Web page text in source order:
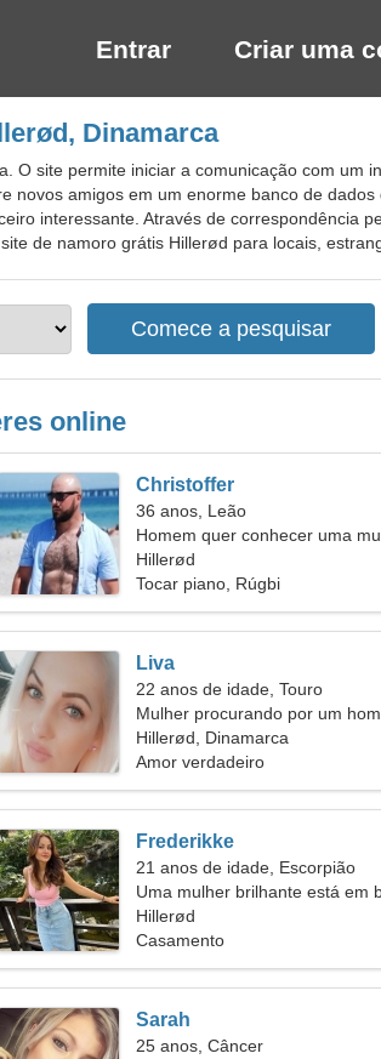
Entrar Criar uma
Dinamarca
O site permite iniciar a comunicação com um
novos amigos em um enorme banco de
interessante. Através de correspondência
de namoro grátis Hillerød para locais,
online
Christoffer
36 anos, Leão
Homem quer conhecer uma
Hillerød
Tocar piano, Rúgbi
Liva
22 anos de idade, Touro
Mulher procurando por um
Hillerød, Dinamarca
Amor verdadeiro
Frederikke
21 anos de idade, Escorpião
Uma mulher brilhante está em
amor verdadeiro
Hillerød
Casamento
Sarah
25 anos, Câncer